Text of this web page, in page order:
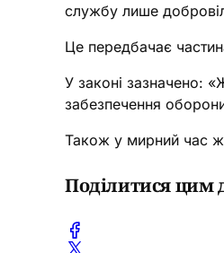
службу лише
Це передбачає
У законі зазначено:
забезпечення
Також у мирний час
Поділитися цим